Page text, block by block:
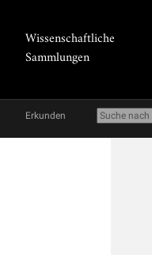
Wissenschaftliche
Sammlungen
Erkunden